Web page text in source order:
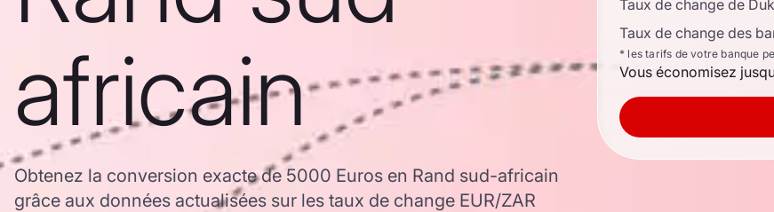
africain
Obtenez la conversion exacte de 5000 Euros en Rand sud-africain
grâce aux données actualisées sur les taux de change EUR/ZAR
Taux de change de
Taux de change des
* les tarifs de votre banque
Vous économisez